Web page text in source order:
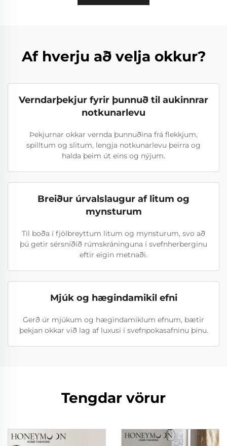
Af hverju að velja okkur?
Verndarþekjur fyrir þunnuð til aukinnrar
notkunarlevu
Þekjurnar okkar vernda þunnuðina frá flekkjum,
spilltum og slitum, lengja notkunarlevu þeirra og
halda þeim út eins og nýjum.
Breiður úrvalslaugur af litum og
mynsturum
Til boða í fjölbreyttum litum og mynsturum, svo að
þú getir sérsníðið rúmskráninguna í svefnherberginu
eftir eigin metnaði.
Mjúk og hægindamikil efni
Gerð úr mjúkum og hægindamiklum efnum, bætir
þekjan okkar við lag af luxusi í svefnpokasafninu þínu.
Tengdar vörur